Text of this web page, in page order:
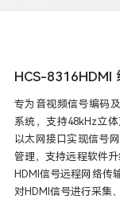
HCS-8316HDMI
专为音视频信号编码
系统，支持48kHz立
以太网接口实现信号
管理，支持远程软件
HDMI信号远程网络传
对HDMI信号进行采集